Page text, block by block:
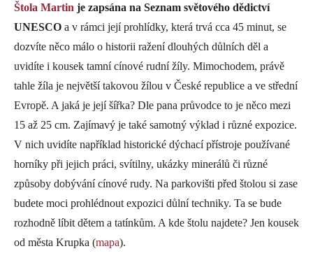
Štola Martin je zapsána na Seznam světového dědictví
UNESCO a v rámci její prohlídky, která trvá cca 45 minut, se
dozvíte něco málo o historii ražení dlouhých důlních děl a
uvidíte i kousek tamní cínové rudní žíly. Mimochodem, právě
tahle žíla je největší takovou žílou v České republice a ve střední
Evropě. A jaká je její šířka? Dle pana průvodce to je něco mezi
15 až 25 cm. Zajímavý je také samotný výklad i různé expozice.
V nich uvidíte například historické dýchací přístroje používané
horníky při jejich práci, svítilny, ukázky minerálů či různé
způsoby dobývání cínové rudy. Na parkovišti před štolou si zase
budete moci prohlédnout expozici důlní techniky. Ta se bude
rozhodně líbit dětem a tatínkům. A kde štolu najdete? Jen kousek
od města Krupka (mapa).